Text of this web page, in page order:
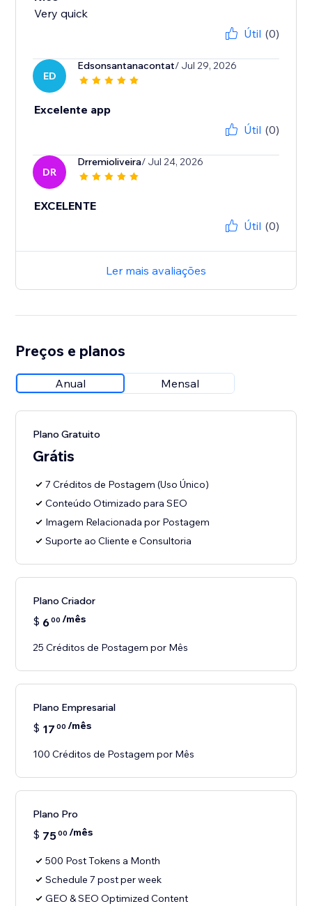
Very quick
Útil (0)
ED
Edsonsantanacontat/ Jul 29, 2026
Excelente app
Útil (0)
DR
Drremioliveira/ Jul 24, 2026
EXCELENTE
Útil (0)
Ler mais avaliações
Preços e planos
Anual Mensal
Plano Gratuito
Grátis
7 Créditos de Postagem (Uso Único)
Conteúdo Otimizado para SEO
Imagem Relacionada por Postagem
Suporte ao Cliente e Consultoria
Plano Criador
$ 600 /mês
25 Créditos de Postagem por Mês
Plano Empresarial
$ 17 00 /mês
100 Créditos de Postagem por Mês
Plano Pro
$ 7500 /mês
500 Post Tokens a Month
Schedule 7 post per week
GEO & SEO Optimized Content